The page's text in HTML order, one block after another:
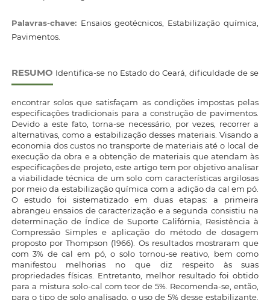
Palavras-chave: Ensaios geotécnicos, Estabilização química,
Pavimentos.
RESUMO Identifica-se no Estado do Ceará, dificuldade de se
encontrar solos que satisfaçam as condições impostas pelas
especificações tradicionais para a construção de pavimentos.
Devido a este fato, torna-se necessário, por vezes, recorrer a
alternativas, como a estabilização desses materiais. Visando a
economia dos custos no transporte de materiais até o local de
execução da obra e a obtenção de materiais que atendam às
especificações de projeto, este artigo tem por objetivo analisar
a viabilidade técnica de um solo com características argilosas
por meio da estabilização química com a adição da cal em pó.
O estudo foi sistematizado em duas etapas: a primeira
abrangeu ensaios de caracterização e a segunda consistiu na
determinação de Índice de Suporte Califórnia, Resistência à
Compressão Simples e aplicação do método de dosagem
proposto por Thompson (1966). Os resultados mostraram que
com 3% de cal em pó, o solo tornou-se reativo, bem como
manifestou melhorias no que diz respeito às suas
propriedades físicas. Entretanto, melhor resultado foi obtido
para a mistura solo-cal com teor de 5%. Recomenda-se, então,
para o tipo de solo analisado, o uso de 5% desse estabilizante.